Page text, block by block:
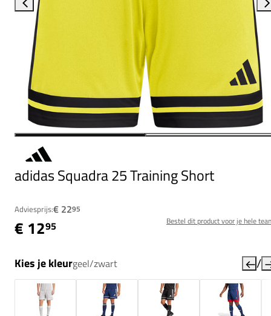
adidas Squadra 25 Training Short
Adviesprijs:€ 2295
€ 1295 Bestel dit product voor je hele
Kies je kleurgeel/zwart /